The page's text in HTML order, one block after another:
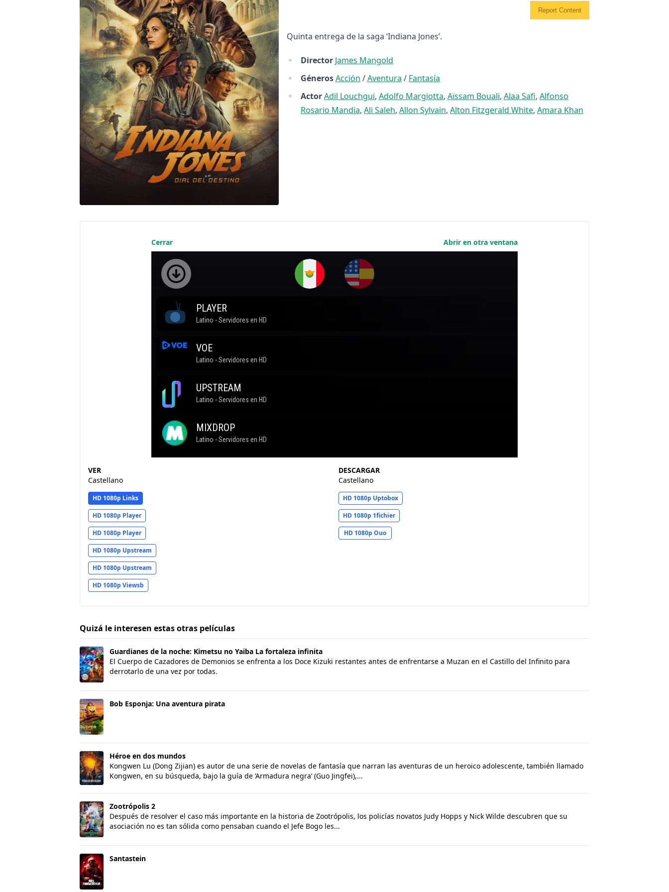
Report Content
Quinta entrega de la saga ‘Indiana Jones’.
Director James Mangold
GénerosAcción /Aventura / Fantasía
ActorAdil Louchgui, Adolfo Margiotta, Aïssam Bouali, Alaa Safi, Alfonso
Rosario Mandia, Ali Saleh, Allon Sylvain, Alton Fitzgerald White, Amara Khan
Cerrar Abrir en otra ventana
VER
Castellano
HD 1080p Links
HD 1080p Player
HD 1080p Player
HD 1080p Upstream
HD 1080p Upstream
HD 1080p Viewsb
DESCARGAR
Castellano
HD 1080p Uptobox
HD 1080p 1fichier
HD 1080p Ouo
Quizá le interesen estas otras películas
Guardianes de la noche: Kimetsu no Yaiba La fortaleza infinita
Guardianes de la noche: Kimetsu no Yaiba La fortaleza infinita
El Cuerpo de Cazadores de Demonios se enfrenta a los Doce Kizuki restantes antes de enfrentarse a Muzan en el Castillo del Infinito para
derrotarlo de una vez por todas.
Bob Esponja: Una aventura pirata
Bob Esponja: Una aventura pirata
Héroe en dos mundos
Héroe en dos mundos
Kongwen Lu (Dong Zijian) es autor de una serie de novelas de fantasía que narran las aventuras de un heroico adolescente, también llamado
Kongwen, en su búsqueda, bajo la guía de ‘Armadura negra’ (Guo Jingfei),...
Zootrópolis 2
Zootrópolis 2
Después de resolver el caso más importante en la historia de Zootrópolis, los policías novatos Judy Hopps y Nick Wilde descubren que su
asociación no es tan sólida como pensaban cuando el Jefe Bogo les...
Santastein
Santastein